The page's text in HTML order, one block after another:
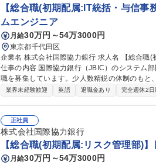
【総合職(初期配属:IT統括・与信
ムエンジニア
月給30万円～54万3000円
東京都千代田区
企業名 株式会社国際協力銀行 求人名 【総合職(初期配属：IT統括・与信事務部)】システム企画・開発・運営業務
仕事の内容 国際協力銀行（JBIC）のシステム
職を募集しています。少人数精鋭の体制のもと
から ベンダーコントロール、運用管理まで幅広い業務に携われます。初期配属はシステム部門を想定しています
業界未経験歓迎 英語 退職金あり 完全週休2日
正社員
株式会社国際協力銀行
【総合職(初期配属:リスク管理部)
月給30万円～54万3000円